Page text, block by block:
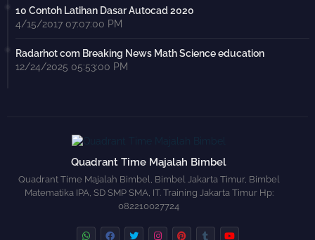
10 Contoh Latihan Dasar Autocad 2020
4/15/2017 07:07:00 PM
Radarhot com Breaking News Math Science education
12/24/2025 05:53:00 PM
Quadrant Time Majalah Bimbel
Quadrant Time Majalah Bimbel, Bimbel Jakarta Timur, Bimbel
Matematika IPA, SD SMP SMA, IT. Training Jakarta Timur Hp:
082210027724